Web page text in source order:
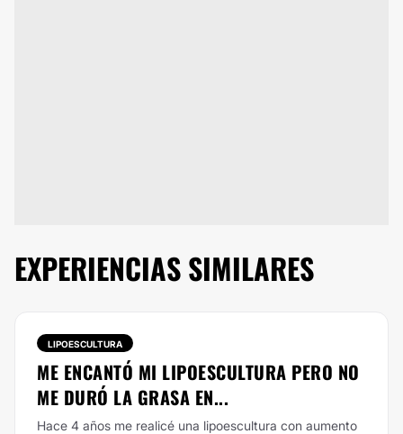
EXPERIENCIAS SIMILARES
LIPOESCULTURA
ME ENCANTÓ MI LIPOESCULTURA PERO NO
ME DURÓ LA GRASA EN...
Hace 4 años me realicé una lipoescultura con aumento